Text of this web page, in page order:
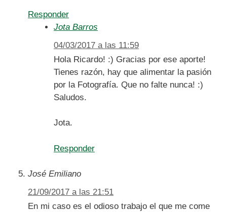
Responder
Jota Barros
04/03/2017 a las 11:59
Hola Ricardo! :) Gracias por ese aporte!
Tienes razón, hay que alimentar la pasión
por la Fotografía. Que no falte nunca! :)
Saludos.
Jota.
Responder
José Emiliano
21/09/2017 a las 21:51
En mi caso es el odioso trabajo el que me come